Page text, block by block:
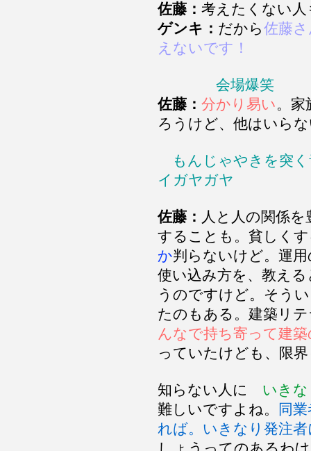
佐藤： 考えたくない
ゲンキ： だから佐藤
えないです！
会場爆笑
佐藤： 分かり易い。家
ろうけど、他はいら
もんじゃやきを突
イガヤガヤ
佐藤： 人と人の関係
することも。貧しく
か判らないけど。運
使い込み方を、教え
うのですけど。そう
たのもある。建築リ
んなで持ち寄って建
っていたけども、限
知らない人に いき
難しいですよね。
同
れば。いきなり発注